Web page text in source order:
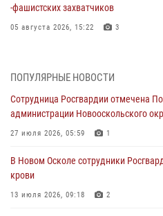
‑фашистских захватчиков
05 августа 2026, 15:22 3
Сотрудники Росгвардии задержали
товаров из гипермаркета в Белгороде
При участии Росгвардии в
безопасность празднования Дня
ПОПУЛЯРНЫЕ НОВОСТИ
Сотрудница Росгвардии отмечена
администрации Новооскольского
27 июля 2026, 05:59 1
В Новом Осколе сотрудники
крови
13 июля 2026, 09:18 2